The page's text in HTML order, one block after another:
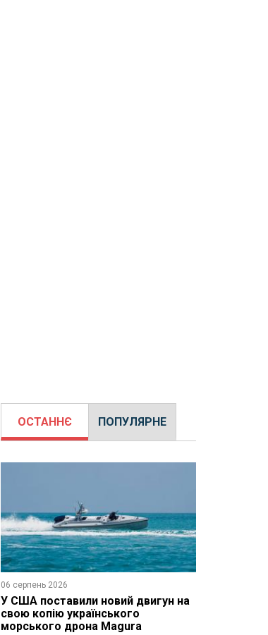
ОСТАННЄ ПОПУЛЯРНЕ
06 серпень 2026
У США поставили новий двигун на
свою копію українського
морського дрона Magura